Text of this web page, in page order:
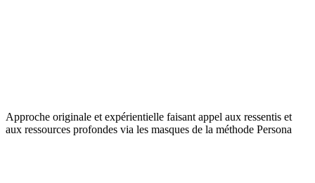
Approche originale et expérientielle faisant appel aux ressentis et
aux ressources profondes via les masques de la méthode Persona